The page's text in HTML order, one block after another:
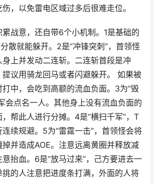
，以免雷电区域过多后很难走位。
战意，还自带6个小机制。1是基础的
散就能躲开。2是“冲锋突刺”，首领怪
上并发动二连斩。二连斩首段是冲
议用骑龙回马或者闪避躲开。 如果被
中，会吃到高额的流血负面。3为“毁
会点名一人。其他身上没有流血负面的
帮此人进行分摊。4是“横扫千军”，T
续规避。5为“雷霆一击”，首领怪会将
并造成AOE。注意远离黄圈并释放减
抬血。6是“放马过来”，己方要进去一
的人注意把进度条打满，外面的人将